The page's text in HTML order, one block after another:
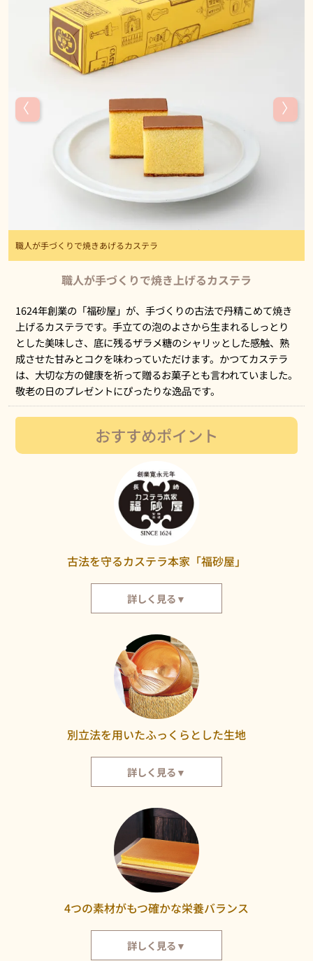
職人が手づくりで焼きあげるカステラ
職人が手づくりで焼き上げるカステラ
1624年創業の「福砂屋」が、手づくりの古法で丹精こめて焼き
上げるカステラです。手立ての泡のよさから生まれるしっとり
とした美味しさ、底に残るザラメ糖のシャリッとした感触、熟
成させた甘みとコクを味わっていただけます。かつてカステラ
は、大切な方の健康を祈って贈るお菓子とも言われていました。
敬老の日のプレゼントにぴったりな逸品です。
おすすめポイント
古法を守るカステラ本家「福砂屋」
詳しく見る▼
古法を変えることなく守っています。古きを尊び新しきを創造する事を旨と
して、創業の心への原点回帰の一方、創意工夫を支えにして時をつないでま
別立法を用いたふっくらとした生地
詳しく見る▼
ています。卵の手割りに始まり、泡立て、混合、攪拌、焼き上げまでおこな
っております。卵の泡立ては「別立法」。別立法とは、まず白身を十分に泡
立て、その後に黄身とザラメ糖を加えてさらに攪拌する製法です。手立ての
泡の良さから、ふっくらとしたカステラが生まれます。
4つの素材がもつ確かな栄養バランス
詳しく見る▼